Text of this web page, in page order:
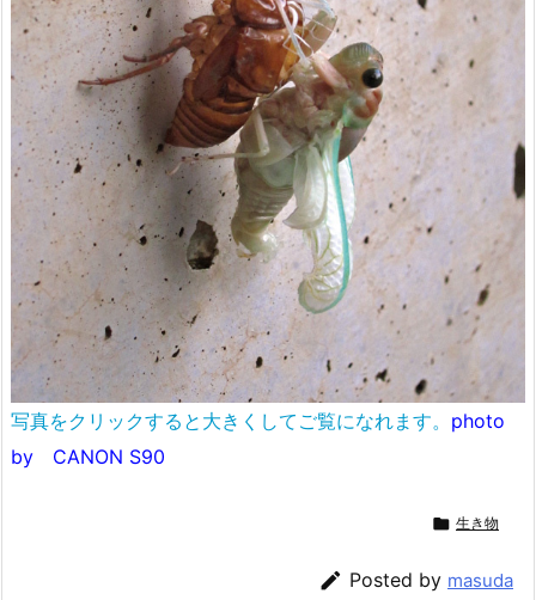
写真をクリックすると大きくしてご覧になれます。 photo
by CANON S90
 生き物
 Posted by masuda